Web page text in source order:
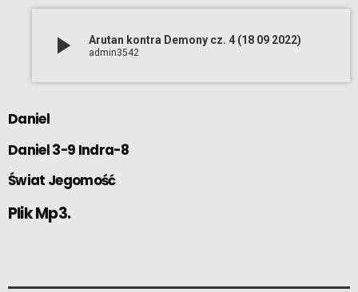
play_arrow Arutan kontra Demony cz. 4 (18 09 2022)
admin3542
Daniel
Daniel 3-9 Indra-8
Świat Jegomość
Plik Mp3.